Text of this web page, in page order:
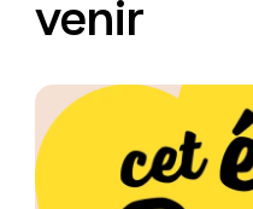
venir